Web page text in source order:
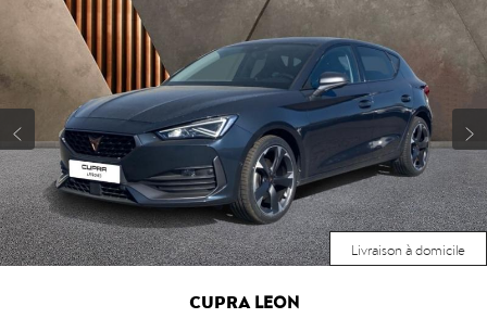
Livraison à domicile
CUPRA LEON